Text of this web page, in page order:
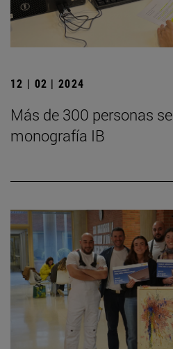
12 | 02 | 2024
Más de 300 personas
monografía IB